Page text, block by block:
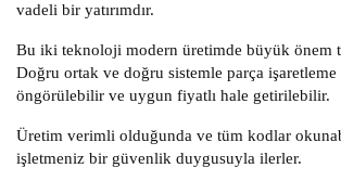
vadeli bir yatırımdır.
Bu iki teknoloji modern üretimde büyük önem
Doğru ortak ve doğru sistemle parça işaretleme
öngörülebilir ve uygun fiyatlı hale getirilebilir.
Üretim verimli olduğunda ve tüm kodlar
işletmeniz bir güvenlik duygusuyla ilerler.